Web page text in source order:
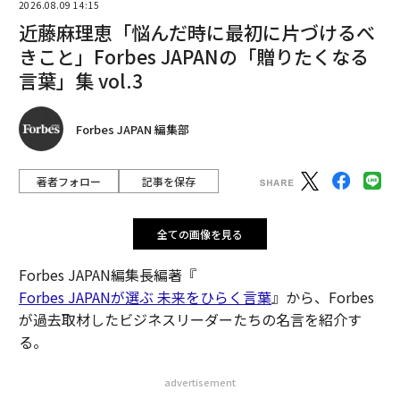
2026.08.09 14:15
近藤麻理恵「悩んだ時に最初に片づけるべ
きこと」Forbes JAPANの「贈りたくなる
言葉」集 vol.3
Forbes JAPAN 編集部
著者フォロー 記事を保存
全ての画像を見る
Forbes JAPAN編集長編著『
Forbes JAPANが選ぶ 未来をひらく言葉』から、Forbes
が過去取材したビジネスリーダーたちの名言を紹介す
る。
advertisement